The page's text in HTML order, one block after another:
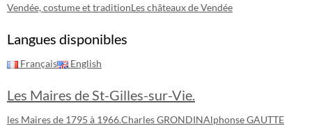
Vendée, costume et traditionLes châteaux de Vendée
Langues disponibles
Français English
Les Maires de St-Gilles-sur-Vie.
les Maires de 1795 à 1966.Charles GRONDINAlphonse GAUTTE